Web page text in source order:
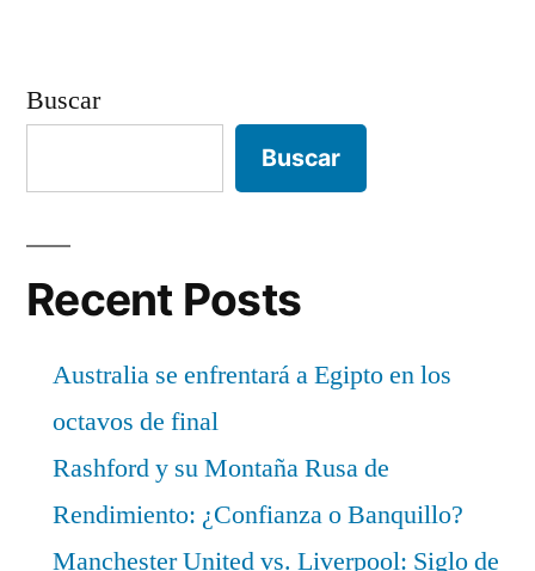
Buscar
Buscar
Recent Posts
Australia se enfrentará a Egipto en los
octavos de final
Rashford y su Montaña Rusa de
Rendimiento: ¿Confianza o Banquillo?
Manchester United vs. Liverpool: Siglo de